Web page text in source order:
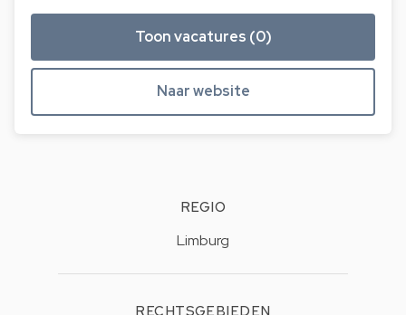
Toon vacatures (0)
Naar website
REGIO
Limburg